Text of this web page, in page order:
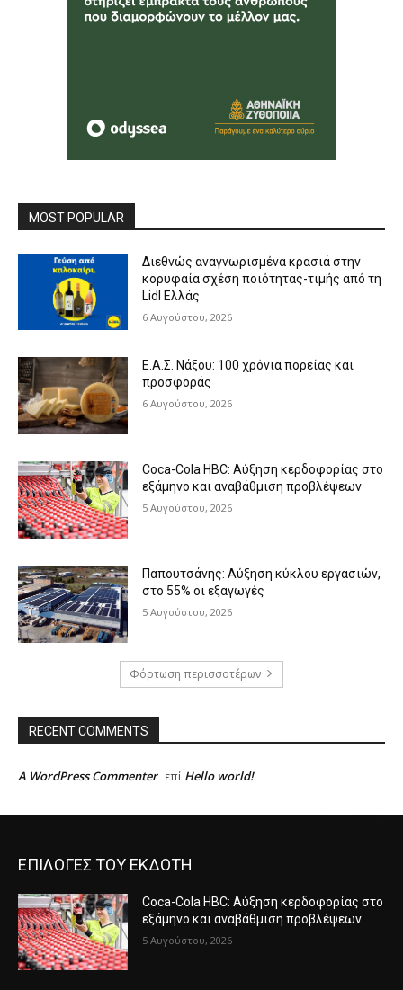
MOST POPULAR
Διεθνώς αναγνωρισμένα κρασιά στην
κορυφαία σχέση ποιότητας-τιμής από τη
Lidl Ελλάς
6 Αυγούστου, 2026
Ε.Α.Σ. Νάξου: 100 χρόνια πορείας και
προσφοράς
6 Αυγούστου, 2026
Coca-Cola HBC: Αύξηση κερδοφορίας στο
εξάμηνο και αναβάθμιση προβλέψεων
5 Αυγούστου, 2026
Παπουτσάνης: Αύξηση κύκλου εργασιών,
στο 55% οι εξαγωγές
5 Αυγούστου, 2026
Φόρτωση περισσοτέρων
RECENT COMMENTS
A WordPress Commenter επί Hello world!
ΕΠΙΛΟΓΕΣ ΤΟΥ ΕΚΔΟΤΗ
Coca-Cola HBC: Αύξηση κερδοφορίας στο
εξάμηνο και αναβάθμιση προβλέψεων
5 Αυγούστου, 2026